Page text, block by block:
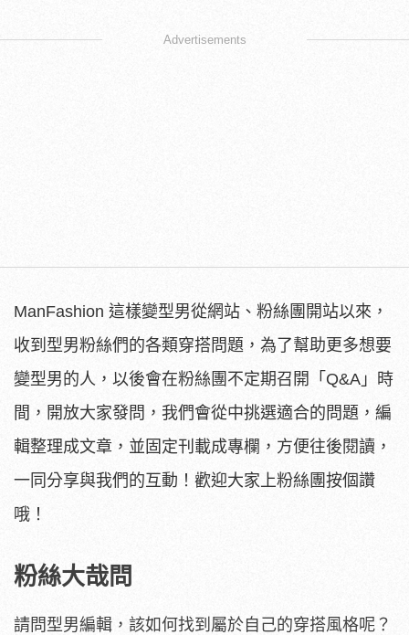
Advertisements
ManFashion 這樣變型男從網站、粉絲團開站以來，
收到型男粉絲們的各類穿搭問題，為了幫助更多想要
變型男的人，以後會在粉絲團不定期召開「 Q&A 」時
間，開放大家發問，我們會從中挑選適合的問題，編
輯整理成文章，並固定刊載成專欄，方便往後閱讀，
一同分享與我們的互動！歡迎大家上粉絲團按個讚
哦！
粉絲大哉問
請問型男編輯，該如何找到屬於自己的穿搭風格呢？